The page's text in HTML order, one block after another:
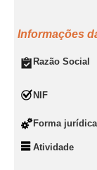
Informações
Razão Social
NIF
Forma jurídica
Atividade